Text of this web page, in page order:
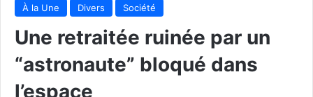
À la Une Divers Société
Une retraitée ruinée par un
“astronaute” bloqué dans
l’espace